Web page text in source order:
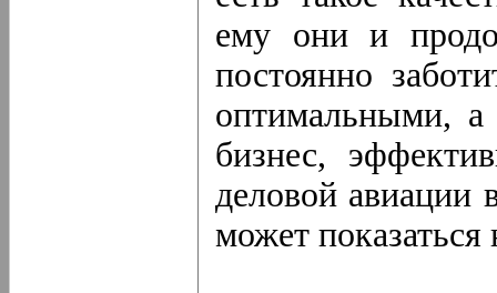
ему они и
постоянно
оптимальными,
бизнес,
деловой авиации
может показаться